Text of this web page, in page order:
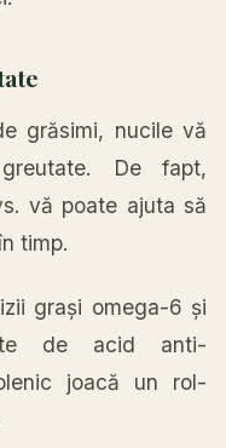
grăsimi, nucile vă
De fapt,
vă poate ajuta să
timp.
grași omega-6 și
de acid anti-
joacă un rol-